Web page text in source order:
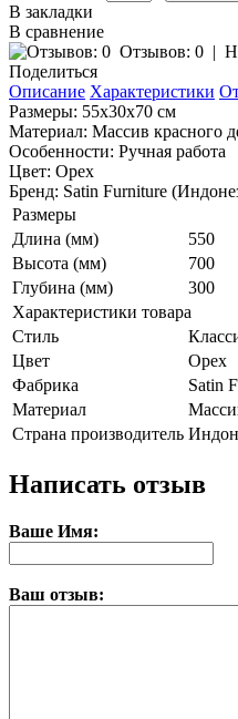
В закладки
В сравнение
Отзывов: 0 |
Поделиться
Описание Характеристики
Размеры: 55x30x70 см
Материал: Массив красного
Особенности: Ручная работа
Цвет: Орех
Бренд: Satin Furniture
Размеры
Длина (мм)
550
Высота (мм)
700
Глубина (мм)
300
Характеристики товара
Стиль
Цвет
Орех
Фабрика
Satin
Материал
Страна производитель
Написать отзыв
Ваше Имя:
Ваш отзыв: